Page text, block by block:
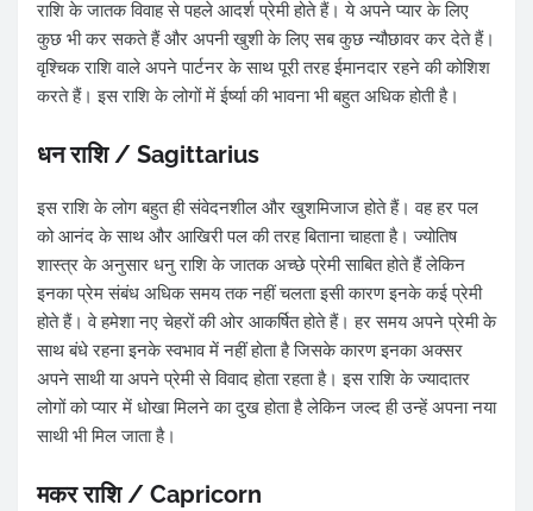
राशि के जातक विवाह से पहले आदर्श प्रेमी होते हैं। ये अपने प्यार के लिए
कुछ भी कर सकते हैं और अपनी खुशी के लिए सब कुछ न्यौछावर कर देते हैं।
वृश्चिक राशि वाले अपने पार्टनर के साथ पूरी तरह ईमानदार रहने की कोशिश
करते हैं। इस राशि के लोगों में ईर्ष्या की भावना भी बहुत अधिक होती है।
धन राशि / Sagittarius
इस राशि के लोग बहुत ही संवेदनशील और खुशमिजाज होते हैं। वह हर पल
को आनंद के साथ और आखिरी पल की तरह बिताना चाहता है। ज्योतिष
शास्त्र के अनुसार धनु राशि के जातक अच्छे प्रेमी साबित होते हैं लेकिन
इनका प्रेम संबंध अधिक समय तक नहीं चलता इसी कारण इनके कई प्रेमी
होते हैं। वे हमेशा नए चेहरों की ओर आकर्षित होते हैं। हर समय अपने प्रेमी के
साथ बंधे रहना इनके स्वभाव में नहीं होता है जिसके कारण इनका अक्सर
अपने साथी या अपने प्रेमी से विवाद होता रहता है। इस राशि के ज्यादातर
लोगों को प्यार में धोखा मिलने का दुख होता है लेकिन जल्द ही उन्हें अपना नया
साथी भी मिल जाता है।
मकर राशि / Capricorn